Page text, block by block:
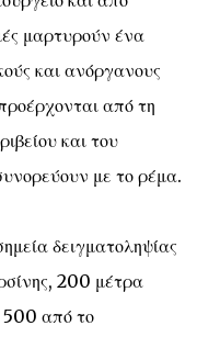
μαρτυρούν ένα
και ανόργανους
από τη
και του
με το ρέμα.
δειγματοληψίας
200 μέτρα
500 από το